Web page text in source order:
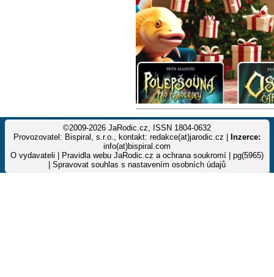
©2009-2026 JaRodic.cz, ISSN 1804-0632
Provozovatel: Bispiral, s.r.o., kontakt: redakce(at)jarodic.cz |
Inzerce:
info(at)bispiral.com
O vydavateli
Pravidla webu JaRodic.cz a ochrana soukromí | pg(5965)
Spravovat souhlas s nastavením osobních údajů